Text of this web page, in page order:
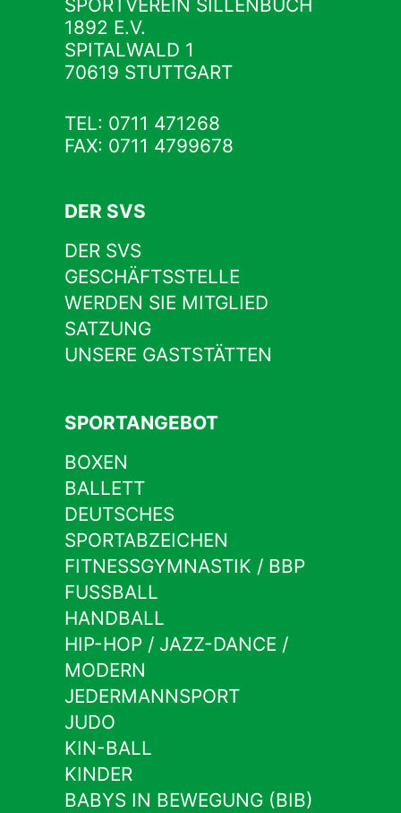
SPORTVEREIN SILLENBUCH
1892 E.V.
SPITALWALD 1
70619 STUTTGART
TEL: 0711 471268
FAX: 0711 4799678
DER SVS
DER SVS
GESCHÄFTSSTELLE
WERDEN SIE MITGLIED
SATZUNG
UNSERE GASTSTÄTTEN
SPORTANGEBOT
BOXEN
BALLETT
DEUTSCHES
SPORTABZEICHEN
FITNESSGYMNASTIK / BBP
FUSSBALL
HANDBALL
HIP-HOP / JAZZ-DANCE /
MODERN
JEDERMANNSPORT
JUDO
KIN-BALL
KINDER
BABYS IN BEWEGUNG (BIB)